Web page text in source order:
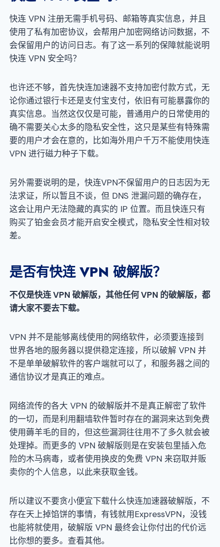
快连 VPN 注册无需手机号码、邮箱等真实信息，并且
使用了私有加密协议，会帮用户加密网络访问数据，不
会保留用户的访问日志。有了这一系列的保障就能说明
快连 VPN 安全吗？
也许还不够，首先快连加速器不支持加密付款方式，无
论你通过银行卡还是支付宝支付，依旧有可能暴露你的
真实信息。当然这仅仅是可能，普通用户的日常使用的
确不需要关心太多的隐私安全性，这只是某些有特殊需
要的用户才会在意的，比如海外用户千万不能使用快连
VPN 进行磁力种子下载。
另外需要说明的是，快连VPN不保留用户的日志因为无
法求证，所以暂且不谈，但 DNS 泄漏问题的确存在，
这会让用户无法隐藏的真实的 IP 位置。而且快连只有
购买了铂金会员才能开启安全模式，隐私安全性相对较
差。
是否有快连 VPN 破解版？
不仅是快连 VPN 破解版，其他任何 VPN 的破解版，都
请大家不要去下载。
VPN 并不是能够离线使用的网络软件，必须要连接到
世界各地的服务器以提供稳定连接，所以破解 VPN 并
不是单单破解软件的客户端就可以了，和服务器之间的
通信协议才是真正的难点。
网络流传的各大 VPN 的破解版并不是真正解密了软件
的一切，而是利用翻墙软件暂时存在的漏洞来达到免费
使用薅羊毛的目的，但这些漏洞往往用不了多久就会被
处理掉。而更多的 VPN 破解版则是在安装包里插入危
险的木马病毒，或者使用换皮的免费 VPN 来窃取并贩
卖你的个人信息，以此来获取金钱。
所以建议不要贪小便宜下载什么快连加速器破解版，不
存在天上掉馅饼的事情，有钱就用ExpressVPN，没钱
也能将就使用，破解版 VPN 最终会让你付出的代价远
比你想的要多。查看其他。